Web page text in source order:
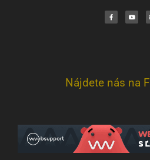
c
e
b
t
u
Nájdete nás na